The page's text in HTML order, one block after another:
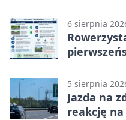
6 sierpnia
5 sierpnia
Jazda na
reakcję